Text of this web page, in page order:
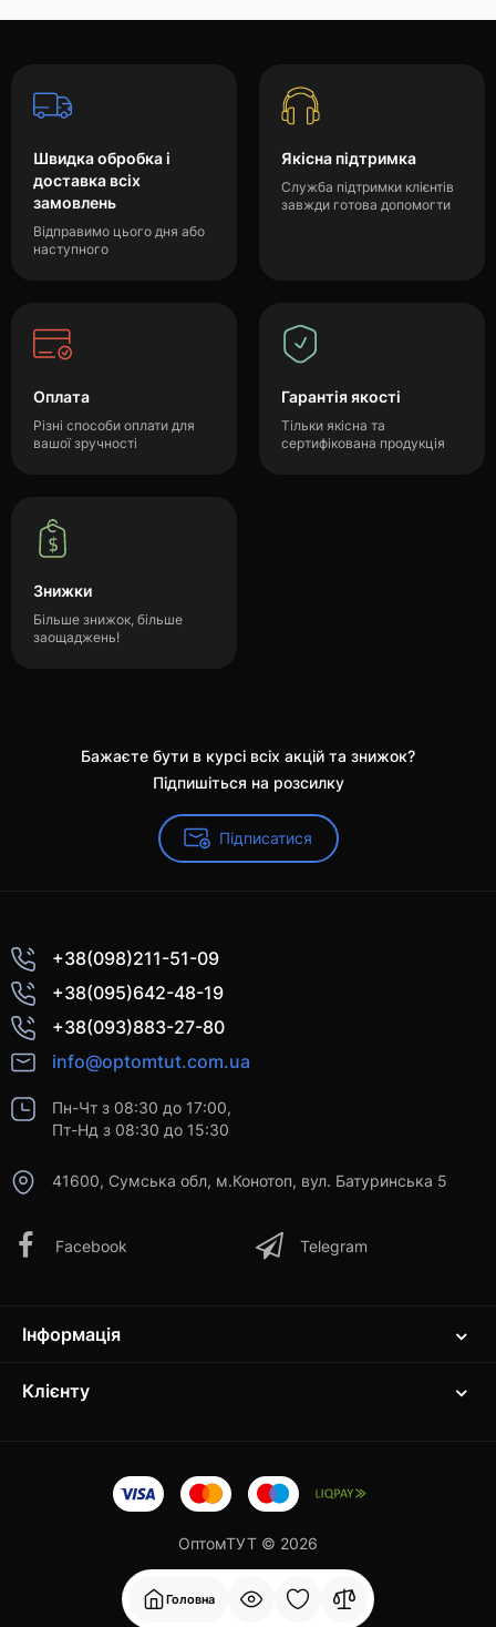
Головна
Швидка обробка і
доставка всіх
замовлень
Відправимо цього дня або
наступного
Якісна підтримка
Служба підтримки клієнтів
завжди готова допомогти
Оплата
Різні способи оплати для
вашої зручності
Гарантія якості
Тільки якісна та
сертифікована продукція
Знижки
Більше знижок, більше
заощаджень!
Бажаєте бути в курсі всіх акцій та знижок?
Підпишіться на розсилку
Підписатися
+38(098)211-51-09
+38(095)642-48-19
+38(093)883-27-80
info@optomtut.com.ua
Пн-Чт з 08:30 до 17:00,
Пт-Нд з 08:30 до 15:30
41600, Сумська обл, м.Конотоп, вул. Батуринська 5
Facebook Telegram
Інформація
Клієнту
ОптомТУТ © 2026